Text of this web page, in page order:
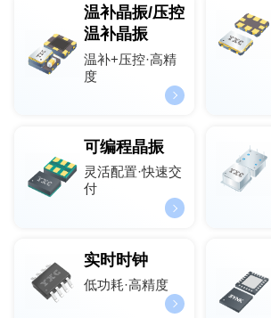
温补晶振/压控
温补晶振
温补+压控·高精
度
可编程晶振
灵活配置·快速交
付
实时时钟
低功耗·高精度